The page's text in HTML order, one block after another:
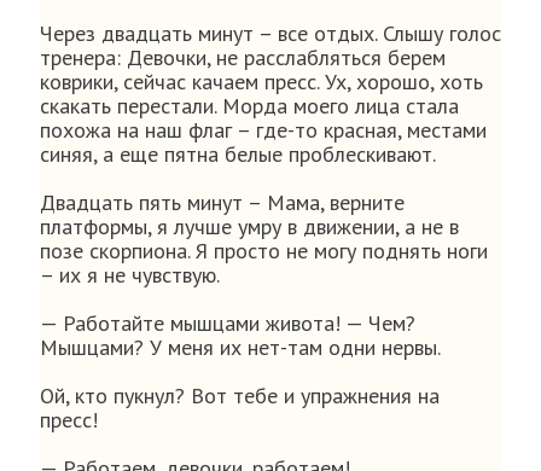
Через двадцать минут – все отдых. Слышу голос
тренера: Девочки, не расслабляться берем
коврики, сейчас качаем пресс. Ух, хорошо, хоть
скакать перестали. Морда моего лица стала
похожа на наш флаг – где-то красная, местами
синяя, а еще пятна белые проблескивают.
Двадцать пять минут – Мама, верните
платформы, я лучше умру в движении, а не в
позе скорпиона. Я просто не могу поднять ноги
– их я не чувствую.
— Работайте мышцами живота! — Чем?
Мышцами? У меня их нет-там одни нервы.
Ой, кто пукнул? Вот тебе и упражнения на
пресс!